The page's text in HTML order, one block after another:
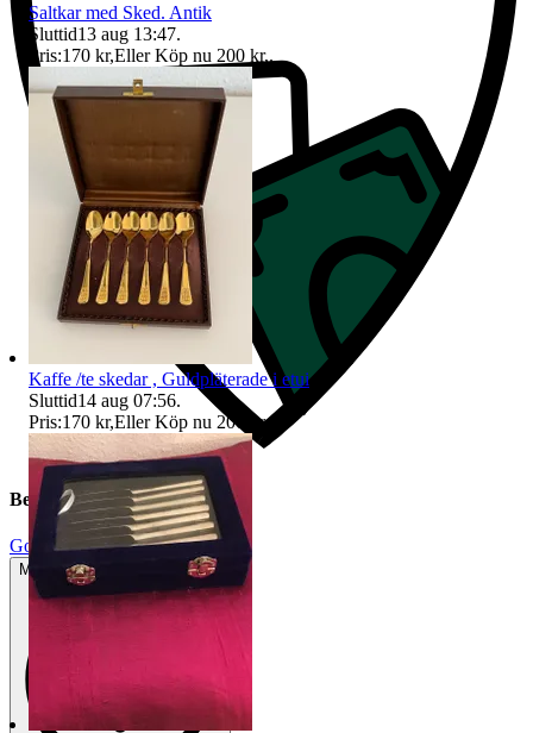
Beskrivning
Gott använt skick
Mindre tecken på användning
Saltkar med Sked. Antik
Sluttid13 aug 13:47.
Pris:170 kr,Eller Köp nu 200 kr,.
Kaffe /te skedar , Guldpläterade i etui
Sluttid14 aug 07:56.
Pris:170 kr,Eller Köp nu 200 kr,.